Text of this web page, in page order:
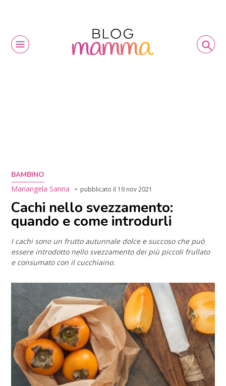
BAMBINO
Mariangela Sanna
pubblicato il 19 nov 2021
Cachi nello svezzamento:
quando e come introdurli
I cachi sono un frutto autunnale dolce e succoso che può
essere introdotto nello svezzamento dei più piccoli frullato
e consumato con il cucchiaino.